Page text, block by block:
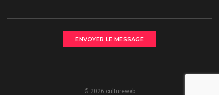
© 2026 cultureweb